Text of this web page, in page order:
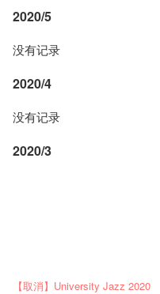
2020/5
没有记录
2020/4
没有记录
2020/3
【取消】University Jazz 2020